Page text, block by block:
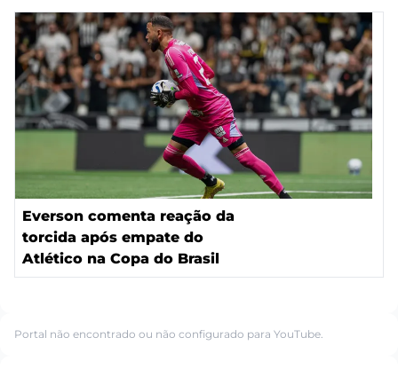
Everson comenta reação da
torcida após empate do
Atlético na Copa do Brasil
Portal não encontrado ou não configurado para YouTube.